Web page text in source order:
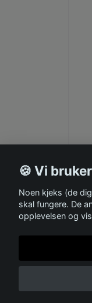
🍪 Vi
Noen kjeks (de
skal fungere. De
opplevelsen og